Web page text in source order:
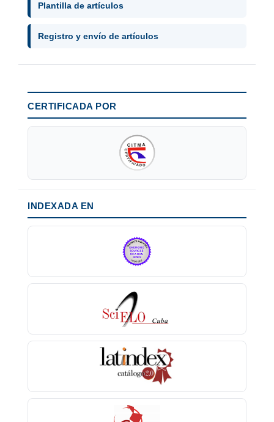
Plantilla de artículos
Registro y envío de artículos
CERTIFICADA POR
INDEXADA EN